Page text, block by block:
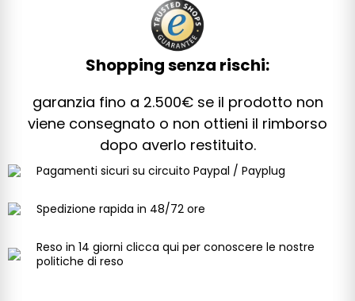
Shopping senza rischi:
garanzia fino a 2.500€ se il prodotto non
viene consegnato o non ottieni il rimborso
dopo averlo restituito.
Pagamenti sicuri su circuito Paypal / Payplug
Spedizione rapida in 48/72 ore
Reso in 14 giorni clicca qui per conoscere le nostre
politiche di reso